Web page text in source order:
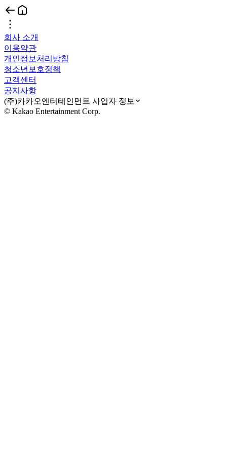
회사 소개
이용약관
개인정보처리방침
청소년보호정책
고객센터
공지사항
(주)카카오엔터테인먼트 사업자 정보
© Kakao Entertainment Corp.